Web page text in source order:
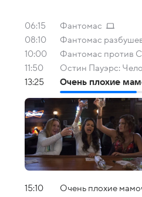
06:15
Фантомас
08:10
Фантомас
10:00
Фантомас против
11:50
Остин Пауэрс:
13:25
Очень плохие
15:10 Очень плохие